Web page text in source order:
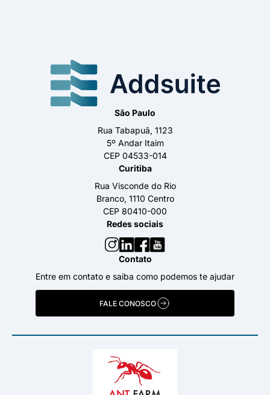
São Paulo
Rua Tabapuã, 1123
5º Andar Itaim
CEP 04533-014
Curitiba
Rua Visconde do Rio
Branco, 1110 Centro
CEP 80410-000
Redes sociais
Contato
Entre em contato e saiba como podemos te ajudar
FALE CONOSCO